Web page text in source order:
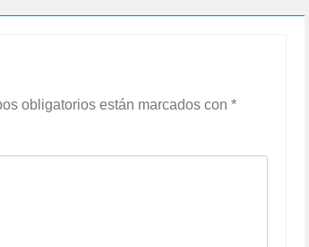
obligatorios están marcados con *